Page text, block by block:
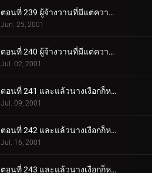
ตอนที่ 239 ผู้จ้างวานที่มีแต่ความเท็จ (ตอนแรก)
Jun. 25, 2001
ตอนที่ 240 ผู้จ้างวานที่มีแต่ความเท็จ (ตอนจบ)
Jul. 02, 2001
ตอนที่ 241 และแล้วนางเงือกก็หายไป (ภาคคดี)
Jul. 09, 2001
ตอนที่ 242 และแล้วนางเงือกก็หายไป (ภาคสันนิษฐาน)
Jul. 16, 2001
ตอนที่ 243 และแล้วนางเงือกก็หายไป (ภาคไขปริศนา)